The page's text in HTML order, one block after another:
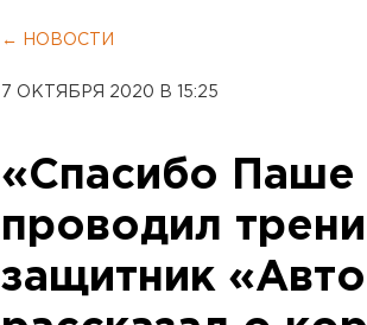
← НОВОСТИ
7 ОКТЯБРЯ 2020 В 15:25
«Спасибо
проводил
защитник